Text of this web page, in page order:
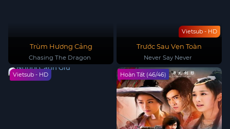
Trùm Hương Cảng
Chasing The Dragon
Vietsub - HD
Trước Sau Vẹn Toàn
Never Say Never
Vietsub - HD Hoàn Tất (46/46)